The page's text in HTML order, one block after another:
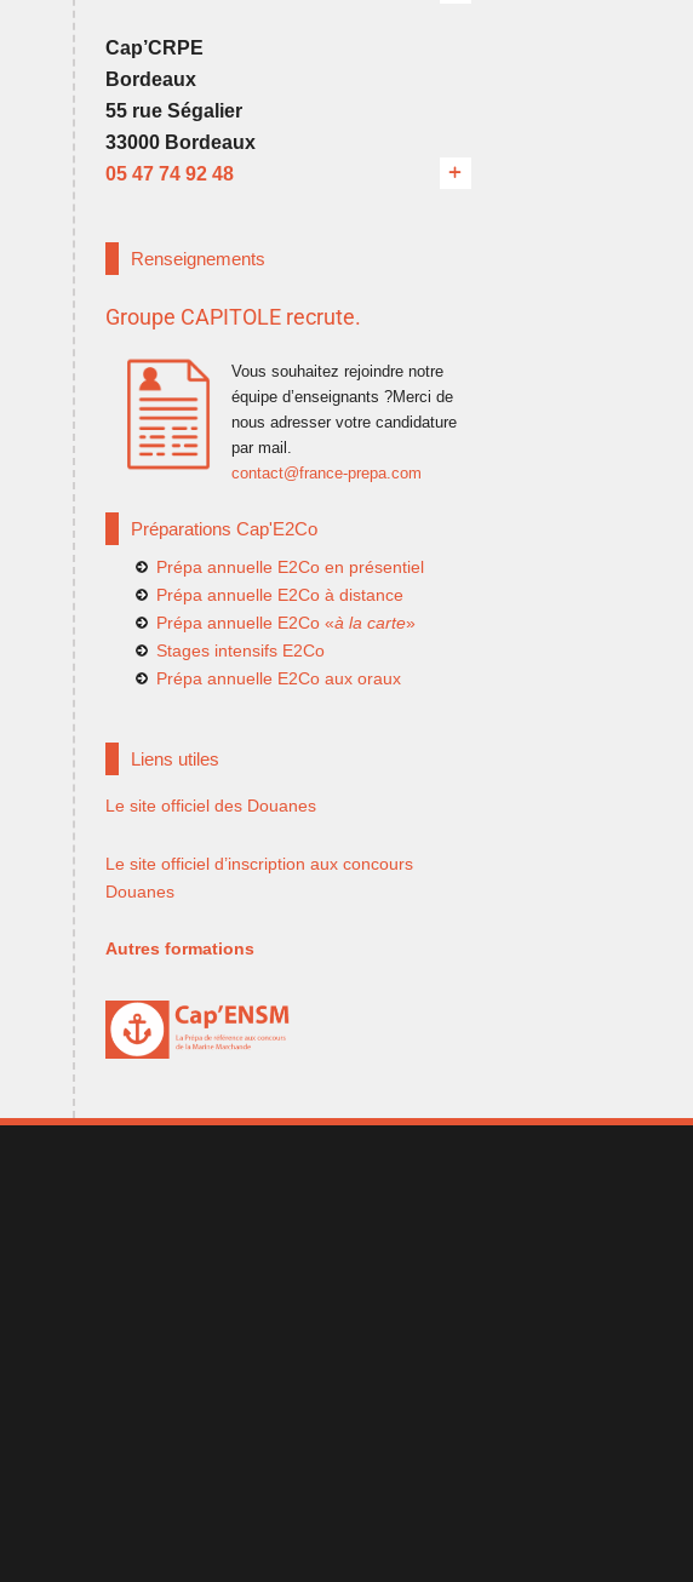
Cap’CRPE
Bordeaux
55 rue Ségalier
33000 Bordeaux
05 47 74 92 48
Renseignements
Groupe CAPITOLE recrute.
Vous souhaitez rejoindre notre
équipe d’enseignants ?Merci de
nous adresser votre candidature
par mail.
contact@france-prepa.com
Préparations Cap'E2Co
Prépa annuelle E2Co en présentiel
Prépa annuelle E2Co à distance
Prépa annuelle E2Co «à la carte»
Stages intensifs E2Co
Prépa annuelle E2Co aux oraux
Liens utiles
Le site officiel des Douanes
Le site officiel d’inscription aux concours
Douanes
Autres formations